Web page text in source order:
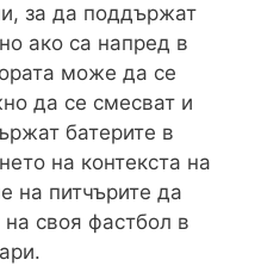
за да поддържат
ако са напред в
може да се
да се смесват и
батерите в
на контекста на
на питчърите да
на своя фастбол в